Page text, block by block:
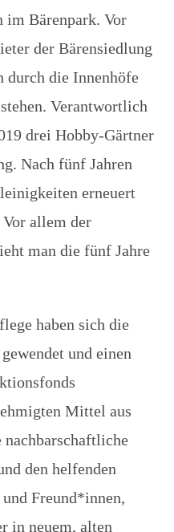
im Bärenpark. Vor
der Bärensiedlung
durch die Innenhöfe
Verantwortlich
drei Hobby-Gärtner
Nach fünf Jahren
erneuert
Vor allem der
man die fünf Jahre
haben sich die
und einen
Mittel aus
den helfenden
Freund*innen,
in neuem, alten